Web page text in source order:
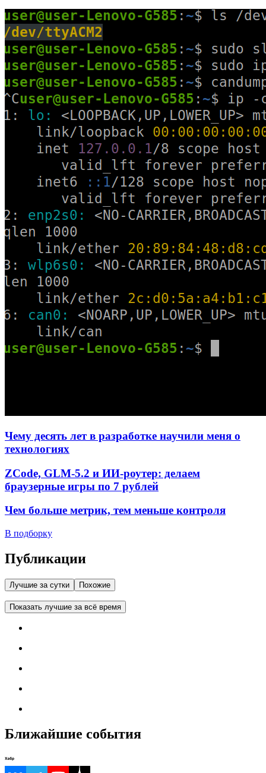
Чему десять лет в разработке научили меня о
технологиях
ZCode, GLM-5.2 и ИИ-роутер: делаем
браузерные игры по 7 рублей
Чем больше метрик, тем меньше контроля
В подборку
Публикации
Лучшие за сутки Похожие
Показать лучшие за всё время
Ближайшие события